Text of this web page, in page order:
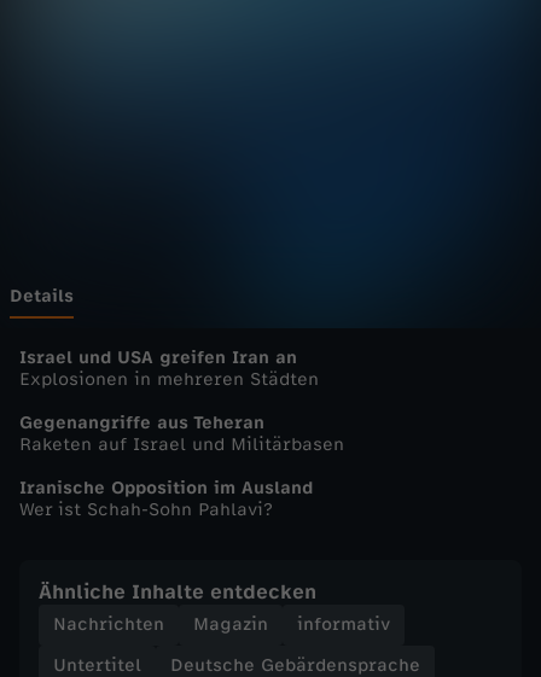
-
h
e
u
e
j
Details
Israel und USA greifen Iran an
Explosionen in mehreren Städten
Gegenangriffe aus Teheran
Raketen auf Israel und Militärbasen
Iranische Opposition im Ausland
Wer ist Schah-Sohn Pahlavi?
Ähnliche Inhalte entdecken
Nachrichten Magazin
informativ
Untertitel
Deutsche Gebärdensprache